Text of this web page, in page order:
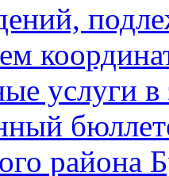
услуги в
района